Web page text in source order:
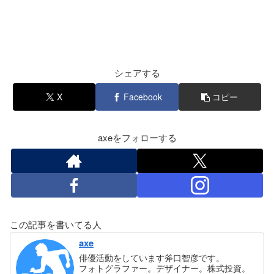
シェアする
X Facebook コピー
axeをフォローする
この記事を書いてる人
axe
俳優活動をしています斧口智彦です。
フォトグラファー。デザイナー。株式投資。